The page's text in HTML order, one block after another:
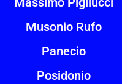
Musonio Rufo
Panecio
Posidonio